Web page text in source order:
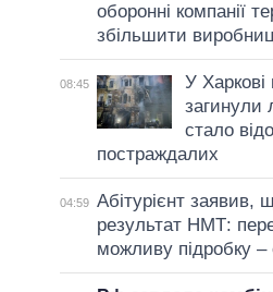
оборонні компанії
збільшити
08:45
У Харкові
загинули
стало
постраждалих
04:59 Абітурієнт заявив,
результат НМТ:
можливу підробку